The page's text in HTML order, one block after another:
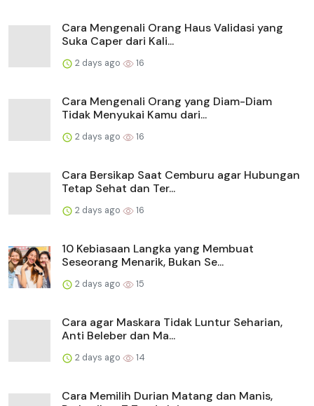
Cara Mengenali Orang Haus Validasi yang
Suka Caper dari Kali...
2 days ago 16
Cara Mengenali Orang yang Diam-Diam
Tidak Menyukai Kamu dari...
2 days ago 16
Cara Bersikap Saat Cemburu agar Hubungan
Tetap Sehat dan Ter...
2 days ago 16
10 Kebiasaan Langka yang Membuat
Seseorang Menarik, Bukan Se...
2 days ago 15
Cara agar Maskara Tidak Luntur Seharian,
Anti Beleber dan Ma...
2 days ago 14
Cara Memilih Durian Matang dan Manis,